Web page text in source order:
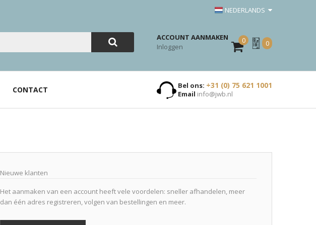
NEDERLANDS
ACCOUNT AANMAKEN
Inloggen
0
Mijn
Offerte
0
CONTACT Bel ons: +31 (0) 75 621 1001
Email info@jwb.nl
Nieuwe klanten
Het aanmaken van een account heeft vele voordelen: sneller afhandelen, meer
dan één adres registreren, volgen van bestellingen en meer.